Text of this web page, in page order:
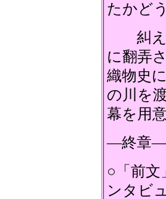
たかど
糾え
に翻弄
織物史
の川を
幕を用
―終章―
○「前文
ンタビ